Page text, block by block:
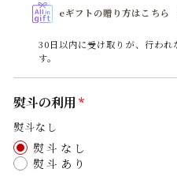
eギフトの贈り方はこちら
30日以内に受け取りが、行われ
す。
熨斗の利用
熨斗なし
熨斗なし
熨斗あり